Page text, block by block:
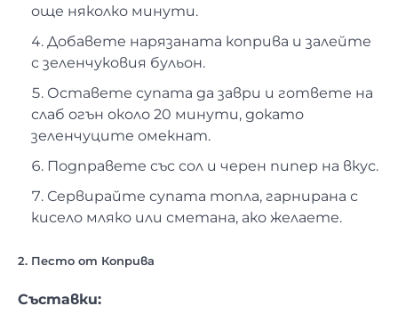
още няколко минути.
Добавете нарязаната коприва и залейте
с зеленчуковия бульон.
Оставете супата да заври и гответе на
слаб огън около 20 минути, докато
зеленчуците омекнат.
Подправете със сол и черен пипер на вкус.
Сервирайте супата топла, гарнирана с
кисело мляко или сметана, ако желаете.
2. Песто от Коприва
Съставки: